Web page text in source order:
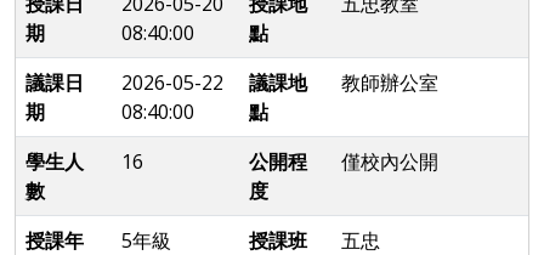
期
08:40:00
點
議課日
期
2026-05-22
08:40:00
議課地
點
教師辦公室
學生人
數
16
公開程
度
僅校內公開
授課年
5年級
授課班
五忠